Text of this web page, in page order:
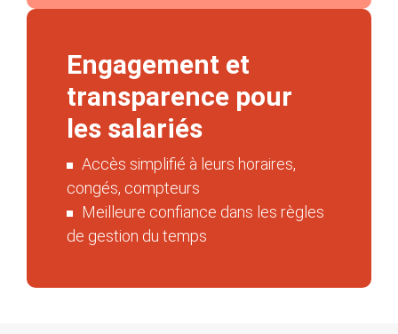
Engagement et
transparence pour
les salariés​
Accès simplifié à leurs horaires,
congés, compteurs​
Meilleure confiance dans les règles
de gestion du temps